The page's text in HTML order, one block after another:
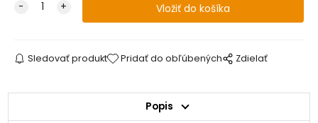
Sledovať produkt Pridať do obľúbených Zdielať
Popis